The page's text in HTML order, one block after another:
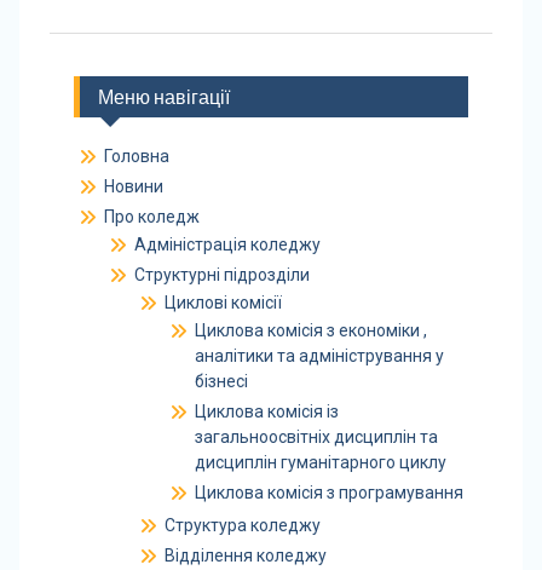
Меню навігації
Головна
Новини
Про коледж
Адміністрація коледжу
Структурні підрозділи
Циклові комісії
Циклова комісія з економіки ,
аналітики та адміністрування у
бізнесі
Циклова комісія із
загальноосвітніх дисциплін та
дисциплін гуманітарного циклу
Циклова комісія з програмування
Структура коледжу
Відділення коледжу